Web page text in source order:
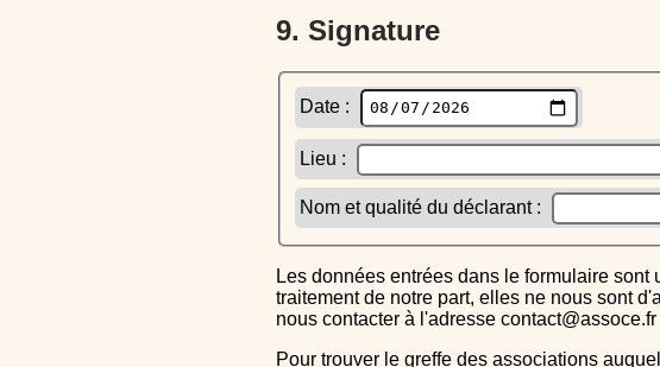
9. Signature
Date :
Lieu :
Nom et qualité du déclarant :
Les données entrées dans le formulaire sont uniquement inscrites dans le CERFA généré, elles ne font l'objet d'aucun autre
traitement de notre part, elles ne nous sont
nous contacter à l'adresse contact@assoce.fr
Pour trouver le greffe des associations auquel vous devrez ensuite envoyer le CERFA completé, reportez-vous sur l'annuaire